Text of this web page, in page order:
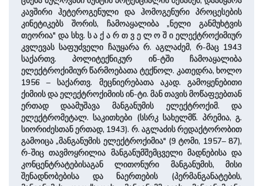
კავშირი ჰეტეროგენული და ჰომოგენური პროცესების
კინეტიკებს შორის, ჩამოაყალიბა „ნელი განმუხტვის
თეორია" და სხვ. ს ა ქ ა რ თ ვ ე ლ ო შ ი ელექტროქიმიურ
კვლევას საფუძველი ჩაუყარა რ. აგლაძემ, რ-მაც 1943
საქართვ. პოლიტექნიკურ ინ-ტში ჩამოაყალიბა
ელექტროქიმიურ წარმოებათა ტექნოლ. კათედრა, ხოლო
1956 – საქართვ. მეცნიერებათა აკად. გამოყენებითი
ქიმიის და ელექტროქიმიის ინ-ტი. მან თავის მოწაფეებთან
ერთად დაამუშავა მანგანუმის ელექტროქიმ. და
ელექტრომეტალ. საკითხები (სსრკ სახელმწ. პრემია, გ.
სიორიძესთან ერთად, 1943). რ. აგლაძის რედაქტორობით
გამოიცა „მანგანუმის ელექტროქიმია" (9 ტომი, 1957– 87),
რ-შიც თავმოყრილია მანგანუმშემცველი მადნებისა და
კონცენტრატებისაგან ლითონური მანგანუმის, მისი
შენადნობებისა და ნაერთების (პერმანგანატების,